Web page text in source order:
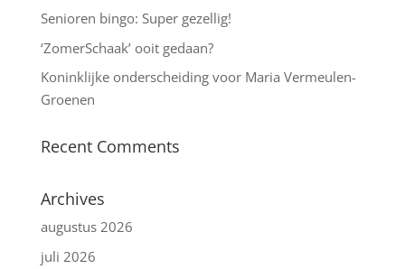
Senioren bingo: Super gezellig!
‘ZomerSchaak’ ooit gedaan?
Koninklijke onderscheiding voor Maria Vermeulen-
Groenen
Recent Comments
Archives
augustus 2026
juli 2026